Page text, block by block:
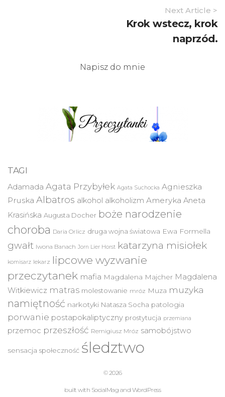
Next Article >
Krok wstecz, krok
naprzód.
Napisz do mnie
TAGI
Adamada Agata Przybyłek Agata Suchocka Agnieszka
Pruska Albatros alkohol alkoholizm Ameryka Aneta
Krasińska Augusta Docher boże narodzenie
choroba Daria Orlicz druga wojna światowa Ewa Formella
gwałt Iwona Banach Jorn Lier Horst katarzyna misiołek
komisarz lekarz lipcowe wyzwanie
przeczytanek mafia Magdalena Majcher Magdalena
Witkiewicz matras molestowanie mróz Muza muzyka
namiętność narkotyki Natasza Socha patologia
porwanie postapokaliptyczny prostytucja przemiana
przemoc przeszłość Remigiusz Mróz samobójstwo
sensacja społeczność śledztwo
© 2026
built with SocialMag and WordPress